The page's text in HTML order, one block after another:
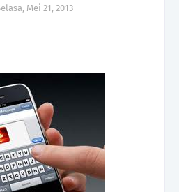
Mei 21, 2013